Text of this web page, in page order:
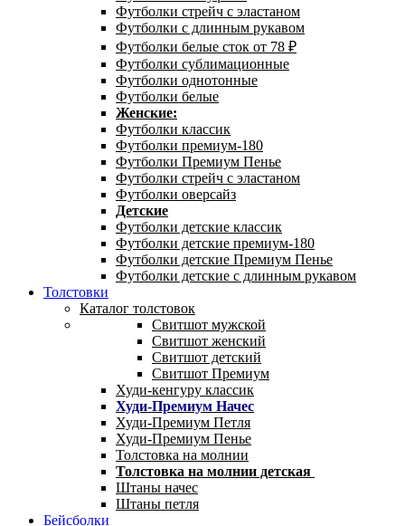
Футболки стрейч с эластаном
Футболки с длинным рукавом
Футболки белые сток от 78 ₽
Футболки сублимационные
Футболки однотонные
Футболки белые
Женские:
Футболки классик
Футболки премиум-180
Футболки Премиум Пенье
Футболки стрейч с эластаном
Футболки оверсайз
Детские
Футболки детские классик
Футболки детские премиум-180
Футболки детские Премиум Пенье
Футболки детские с длинным рукавом
Толстовки
Каталог толстовок
Свитшот мужской
Свитшот женский
Свитшот детский
Свитшот Премиум
Худи-кенгуру классик
Худи-Премиум Начес
Худи-Премиум Петля
Худи-Премиум Пенье
Толстовка на молнии
Толстовка на молнии детская
Штаны начес
Штаны петля
Бейсболки